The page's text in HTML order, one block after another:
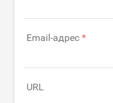
Email-адрес
URL